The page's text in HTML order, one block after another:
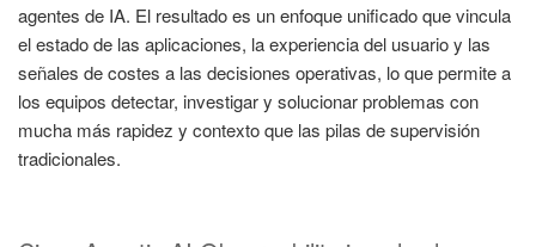
agentes de IA. El resultado es un enfoque unificado que vincula
el estado de las aplicaciones, la experiencia del usuario y las
señales de costes a las decisiones operativas, lo que permite a
los equipos detectar, investigar y solucionar problemas con
mucha más rapidez y contexto que las pilas de supervisión
tradicionales.